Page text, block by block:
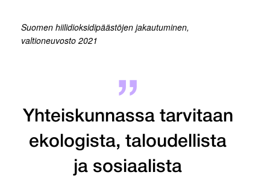
Suomen hiilidioksidipäästöjen jakautuminen,
valtioneuvosto 2021
Yhteiskunnassa tarvitaan
ekologista, taloudellista
ja sosiaalista